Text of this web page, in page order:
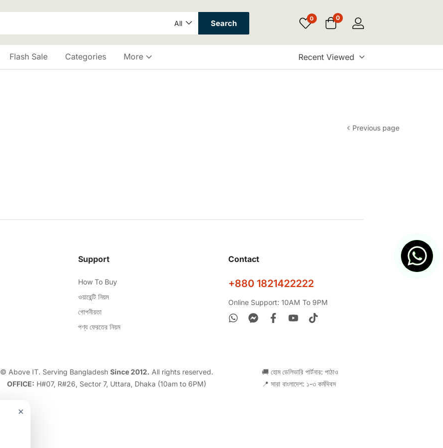
All Search 0 0
Flash Sale Categories More Recent Viewed
Previous page
Support
How To Buy
ওয়ারেন্টি নিয়ম
গোপনীয়তা
পণ্য ফেরতের নিয়ম
Contact
+880 1821422222
Online Support: 10AM To 9PM
© Above IT. Serving Bangladesh Since 2012. All rights reserved.
OFFICE: H#07, R#26, Sector 7, Uttara, Dhaka (10am to 6PM)
🚚 হোম ডেলিভারি পার্টনার: পাঠাও
📍 সারা বাংলাদেশ: ১-৩ কর্মদিবস
×